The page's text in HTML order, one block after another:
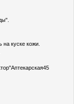
на куске кожи.